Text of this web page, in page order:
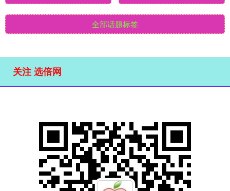
全部话题标签
关注 选倍网